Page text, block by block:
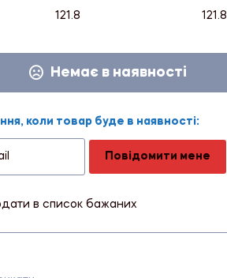
121.8 121.8
Немає в наявності
коли товар буде в наявності:
Повідомити мене
в список бажаних